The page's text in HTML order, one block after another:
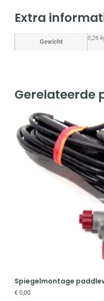
Extra
Gewicht
0,26
Gerelateerde
Spiegelmontage
€ 0,00